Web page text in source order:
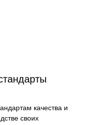
качества и
своих